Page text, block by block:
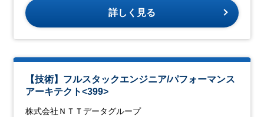
詳しく見る
【技術】フルスタックエンジニア/パフォーマンス
アーキテクト<399>
株式会社ＮＴＴデータグループ